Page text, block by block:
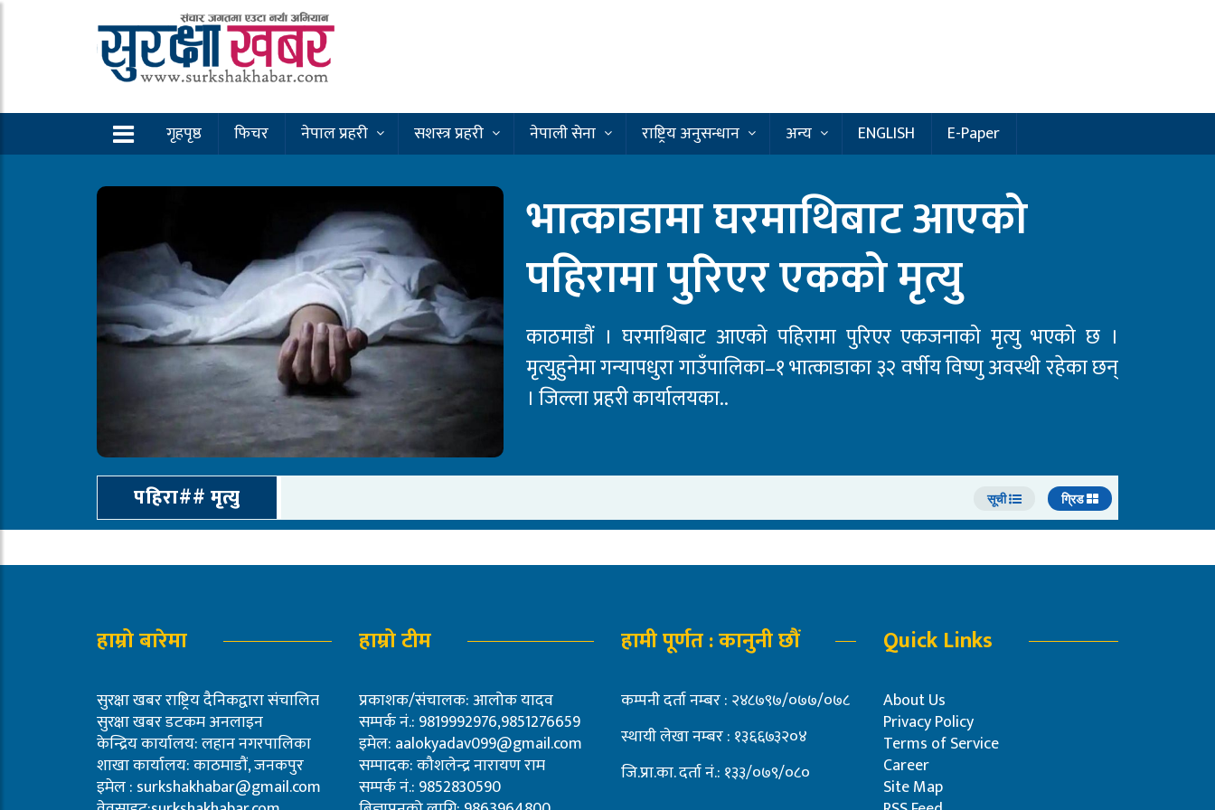
गृहपृष्ठ फिचर नेपाल प्रहरी सशस्त्र प्रहरी नेपाली सेना राष्ट्रिय अनुसन्धान अन्य ENGLISH E-Paper
भात्काडामा घरमाथिबाट आएको
पहिरामा पुरिएर एकको मृत्यु
काठमाडौं । घरमाथिबाट आएको पहिरामा पुरिएर एकजनाको मृत्यु भएको छ ।
मृत्युहुनेमा गन्यापधुरा गाउँपालिका–१ भात्काडाका ३२ वर्षीय विष्णु अवस्थी रहेका छन्
। जिल्ला प्रहरी कार्यालयका..
पहिरा## मृत्यु सूची ग्रिड
हाम्रो बारेमा
सुरक्षा खबर राष्ट्रिय दैनिकद्वारा संचालित
सुरक्षा खबर डटकम अनलाइन
केन्द्रिय कार्यालय: लहान नगरपालिका
शाखा कार्यालय: काठमाडौं, जनकपुर
इमेल : surkshakhabar@gmail.com
हाम्रो टीम
प्रकाशक/संचालक: आलोक यादव
सम्पर्क नं.: 9819992976,9851276659
इमेल: aalokyadav099@gmail.com
सम्पादक: कौशलेन्द्र नारायण राम
सम्पर्क नं.: 9852830590
हामी पूर्णत : कानुनी छौं
कम्पनी दर्ता नम्बर : २४८७९७/०७७/०७८
स्थायी लेखा नम्बर : १३६६७३२०४
जि.प्रा.का. दर्ता नं.: १३३/०७९/०८०
Quick Links
About Us
Privacy Policy
Terms of Service
Career
Site Map